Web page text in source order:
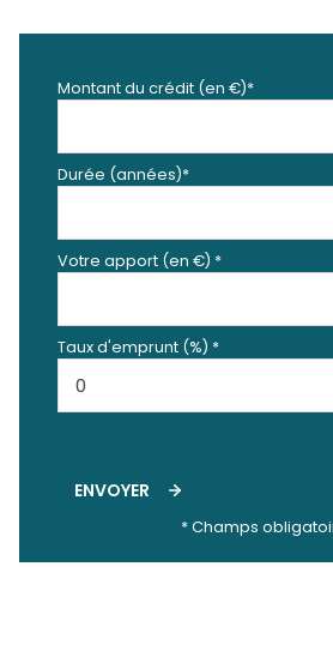
Montant du crédit (en €)*
Durée (années)*
Votre apport (en €) *
Taux d'emprunt (%) *
ENVOYER
* Champs